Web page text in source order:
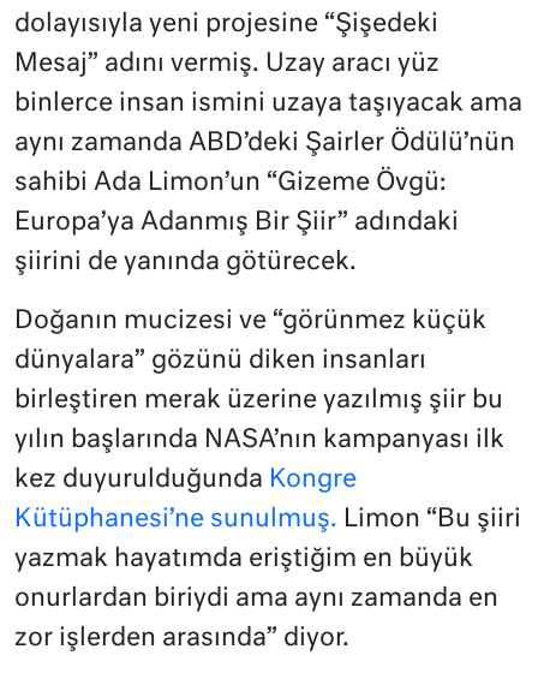
dolayısıyla yeni projesine “Şişedeki
Mesaj” adını vermiş. Uzay aracı yüz
binlerce insan ismini uzaya taşıyacak ama
aynı zamanda ABD’deki Şairler Ödülü’nün
sahibi Ada Limon’un “Gizeme Övgü:
Europa’ya Adanmış Bir Şiir” adındaki
şiirini de yanında götürecek.
Doğanın mucizesi ve “görünmez küçük
dünyalara” gözünü diken insanları
birleştiren merak üzerine yazılmış şiir bu
yılın başlarında NASA’nın kampanyası ilk
kez duyurulduğunda Kongre
Kütüphanesi’ne sunulmuş. Limon “Bu şiiri
yazmak hayatımda eriştiğim en büyük
onurlardan biriydi ama aynı zamanda en
zor işlerden arasında” diyor.